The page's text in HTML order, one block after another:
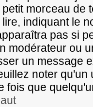
morceau de
indiquant le
pas si
modérateur ou
un message
noter
fois que